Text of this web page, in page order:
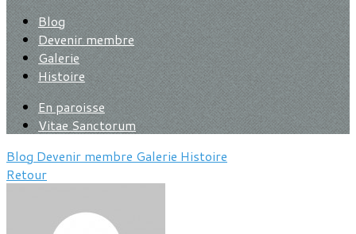
Blog
Devenir membre
Galerie
Histoire
En paroisse
Vitae Sanctorum
Blog Devenir membre Galerie Histoire
Retour